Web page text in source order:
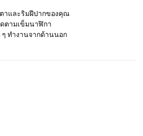
OLEANOLIC ACID, SODIUM
PHYTOSPHINGOSINE,
SODIUM CARBOXYMETHYL BETA-
SODIUM HYDROXIDE, C13-14
SILICA, LAURETH-7, SALICYLIC
POTASSIUM SORBATE, SODIUM
PHENOXYETHANOL,
PROPYLPARABEN,
าและริมฝีปากของคุณ
ตามเข็มนาฬิกา
ๆ ทำงานจากด้านนอก